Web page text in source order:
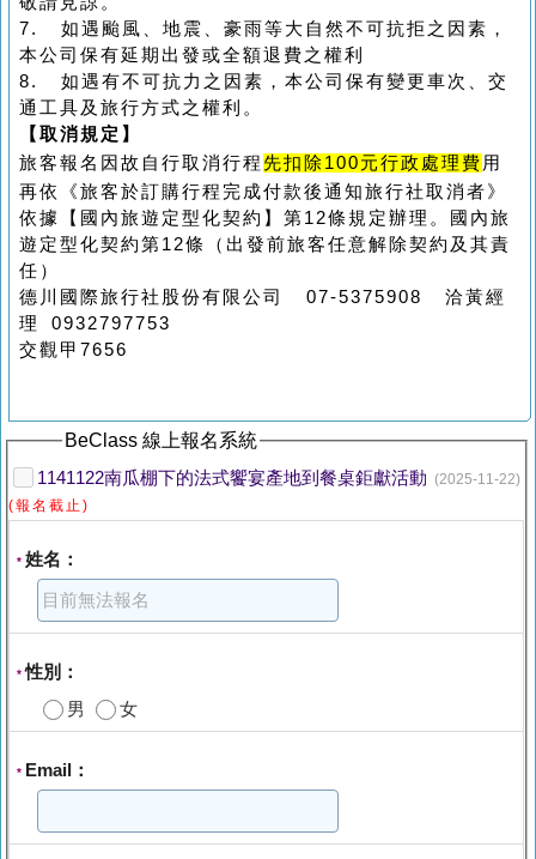
7. 如遇颱風、地震、豪雨等大自然不可抗拒之因素，
本公司保有延期出發或全額退費之權利
8. 如遇有不可抗力之因素，本公司保有變更車次、交
通工具及旅行方式之權利。
【取消規定】
旅客報名因故自行取消行程 先扣除100元行政處理費 用
再依《旅客於訂購行程完成付款後通知旅行社取消者》
依據【國內旅遊定型化契約】第12條規定辦理。國內旅
遊定型化契約第12條（出發前旅客任意解除契約及其責
任）
德川國際旅行社股份有限公司 07-5375908 洽黃經
理 0932797753
交觀甲7656
BeClass 線上報名系統
1141122南瓜棚下的法式饗宴產地到餐桌鉅獻活動 (2025-11-22)
(報名截止)
* 姓名：
*性別：
男
女
* Email：